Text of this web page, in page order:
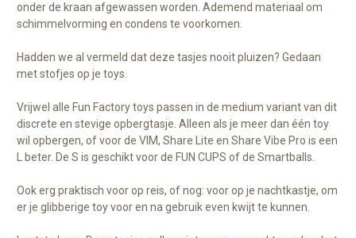
onder de kraan afgewassen worden. Ademend materiaal om
schimmelvorming en condens te voorkomen.
Hadden we al vermeld dat deze tasjes nooit pluizen? Gedaan
met stofjes op je toys.
Vrijwel alle Fun Factory toys passen in de medium variant van dit
discrete en stevige opbergtasje. Alleen als je meer dan één toy
wil opbergen, of voor de VIM, Share Lite en Share Vibe Pro is een
L beter. De S is geschikt voor de FUN CUPS of de Smartballs.
Ook erg praktisch voor op reis, of nog: voor op je nachtkastje, om
er je glibberige toy voor en na gebruik even kwijt te kunnen.